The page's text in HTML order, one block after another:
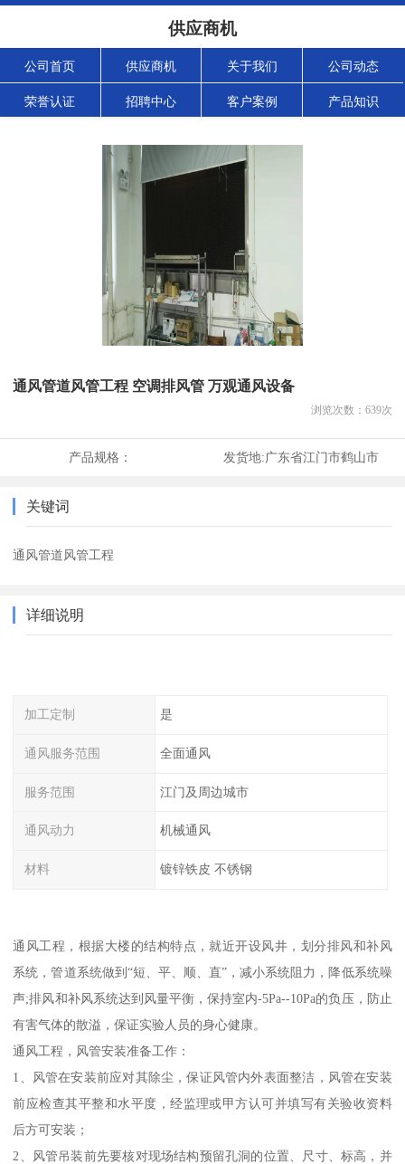
供应商机
公司首页 供应商机 关于我们 公司动态
荣誉认证 招聘中心 客户案例 产品知识
通风管道风管工程 空调排风管 万观通风设备
浏览次数： 639次
产品规格： 发货地:广东省江门市鹤山市
关键词
通风管道风管工程
详细说明
加工定制 是
通风服务范围 全面通风
服务范围 江门及周边城市
通风动力 机械通风
材料 镀锌铁皮 不锈钢
通风工程，根据大楼的结构特点，就近开设风井，划分排风和补风
系统，管道系统做到“短、平、顺、直”，减小系统阻力，降低系统噪
声;排风和补风系统达到风量平衡，保持室内-5Pa--10Pa的负压，防止
有害气体的散溢，保证实验人员的身心健康。
通风工程，风管安装准备工作：
1、风管在安装前应对其除尘，保证风管内外表面整洁，风管在安装
前应检查其平整和水平度，经监理或甲方认可并填写有关验收资料
后方可安装；
2、风管吊装前先要核对现场结构预留孔洞的位置、尺寸、标高，并